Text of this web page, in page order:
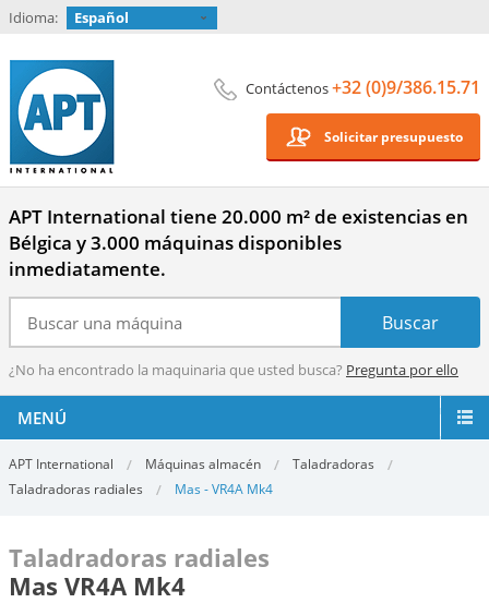
Idioma: Español
Contáctenos+32 (0)9/386.15.71
Solicitar presupuesto
APT International tiene 20.000 m² de existencias en
Bélgica y 3.000 máquinas disponibles
inmediatamente.
¿No ha encontrado la maquinaria que usted busca? Pregunta por ello
MENÚ
APT International Máquinas almacén
Taladradoras
Taladradoras radiales
Mas - VR4A Mk4
Taladradoras radiales
Mas VR4A Mk4